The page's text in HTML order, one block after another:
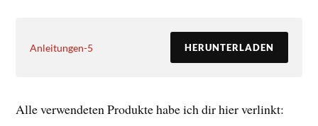
Anleitungen-5 HERUNTERLADEN
Alle verwendeten Produkte habe ich dir hier verlinkt: